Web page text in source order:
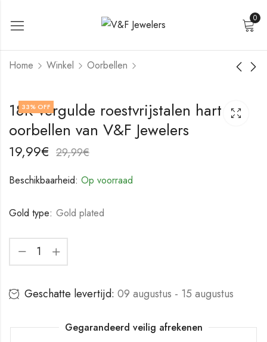
0
Home Winkel Oorbellen
Roestvrijstalen
oorbellen van V&F
Jewelers
17,99
18K vergulde
roestvrijstalen
oorbellen van V&F
Jewelers
17,99
33% OFF
18K vergulde roestvrijstalen hart
oorbellen van V&F Jewelers
19,99€ 29,99€
Beschikbaarheid: Op voorraad
Gold type: Gold plated
Geschatte levertijd: 09 augustus - 15 augustus
Gegarandeerd veilig afrekenen